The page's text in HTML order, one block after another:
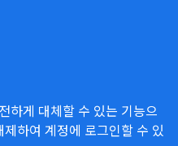
하게 대체할 수 있는 기능으
하여 계정에 로그인할 수 있